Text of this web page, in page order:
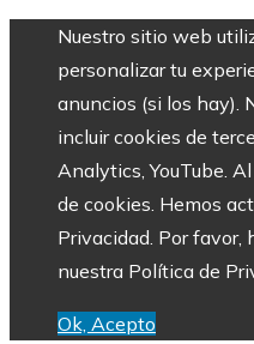
Nuestro sitio web
personalizar tu
anuncios (si los hay).
incluir cookies de
Analytics, YouTube.
de cookies. Hemos
Privacidad. Por favor,
nuestra Política de
Ok, Acepto